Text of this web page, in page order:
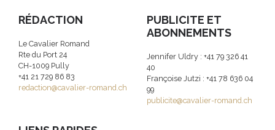
RÉDACTION
Le Cavalier Romand
Rte du Port 24
CH-1009 Pully
+41 21 729 86 83
redaction@cavalier-romand.ch
PUBLICITE ET
ABONNEMENTS
Jennifer Uldry : +41 79 326 41
40
Françoise Jutzi : +41 78 636 04
99
publicite@cavalier-romand.ch